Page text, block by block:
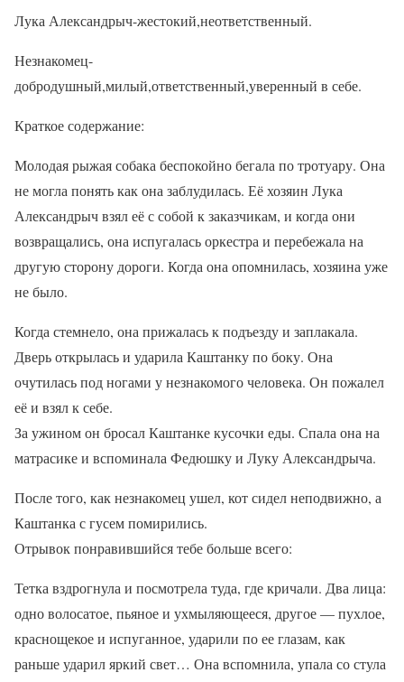
Лука Александрыч-жестокий,неответственный.
Незнакомец-
добродушный,милый,ответственный,уверенный в себе.
Краткое содержание:
Молодая рыжая собака беспокойно бегала по тротуару. Она
не могла понять как она заблудилась. Её хозяин Лука
Александрыч взял её с собой к заказчикам, и когда они
возвращались, она испугалась оркестра и перебежала на
другую сторону дороги. Когда она опомнилась, хозяина уже
не было.
Когда стемнело, она прижалась к подъезду и заплакала.
Дверь открылась и ударила Каштанку по боку. Она
очутилась под ногами у незнакомого человека. Он пожалел
её и взял к себе.
За ужином он бросал Каштанке кусочки еды. Спала она на
матрасике и вспоминала Федюшку и Луку Александрыча.
После того, как незнакомец ушел, кот сидел неподвижно, а
Каштанка с гусем помирились.
Отрывок понравившийся тебе больше всего:
Тетка вздрогнула и посмотрела туда, где кричали. Два лица:
одно волосатое, пьяное и ухмыляющееся, другое — пухлое,
краснощекое и испуганное, ударили по ее глазам, как
раньше ударил яркий свет… Она вспомнила, упала со стула